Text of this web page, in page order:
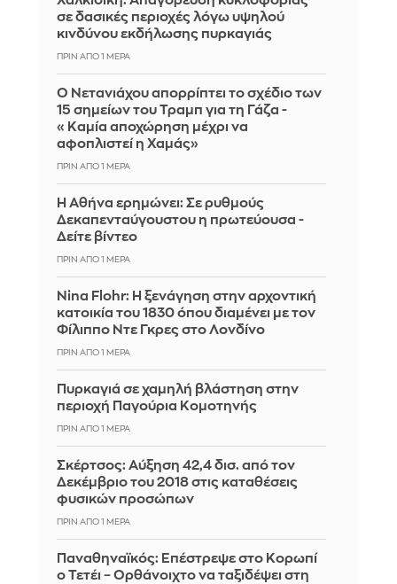
σε δασικές περιοχές λόγω υψηλού
κινδύνου εκδήλωσης πυρκαγιάς
ΠΡΙΝ ΑΠΌ 1 ΜΈΡΑ
Ο Νετανιάχου απορρίπτει το σχέδιο των
15 σημείων του Τραμπ για τη Γάζα -
«Καμία αποχώρηση μέχρι να
αφοπλιστεί η Χαμάς»
ΠΡΙΝ ΑΠΌ 1 ΜΈΡΑ
Η Αθήνα ερημώνει: Σε ρυθμούς
Δεκαπενταύγουστου η πρωτεύουσα -
Δείτε βίντεο
ΠΡΙΝ ΑΠΌ 1 ΜΈΡΑ
Nina Flohr: Η ξενάγηση στην αρχοντική
κατοικία του 1830 όπου διαμένει με τον
Φίλιππο Ντε Γκρες στο Λονδίνο
ΠΡΙΝ ΑΠΌ 1 ΜΈΡΑ
Πυρκαγιά σε χαμηλή βλάστηση στην
περιοχή Παγούρια Κομοτηνής
ΠΡΙΝ ΑΠΌ 1 ΜΈΡΑ
Σκέρτσος: Αύξηση 42,4 δισ. από τον
Δεκέμβριο του 2018 στις καταθέσεις
φυσικών προσώπων
ΠΡΙΝ ΑΠΌ 1 ΜΈΡΑ
Παναθηναϊκός: Επέστρεψε στο Κορωπί
ο Τετέι – Ορθάνοιχτο να ταξιδέψει στη